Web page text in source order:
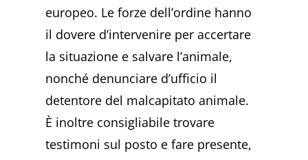
europeo. Le forze dell’ordine hanno
il dovere d’intervenire per accertare
la situazione e salvare l’animale,
nonché denunciare d’ufficio il
detentore del malcapitato animale.
È inoltre consigliabile trovare
testimoni sul posto e fare presente,